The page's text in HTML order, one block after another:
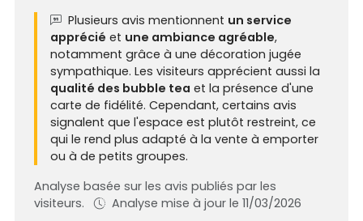
Plusieurs avis mentionnent un service
apprécié et une ambiance agréable,
notamment grâce à une décoration jugée
sympathique. Les visiteurs apprécient aussi la
qualité des bubble tea et la présence d'une
carte de fidélité. Cependant, certains avis
signalent que l'espace est plutôt restreint, ce
qui le rend plus adapté à la vente à emporter
ou à de petits groupes.
Analyse basée sur les avis publiés par les
visiteurs.
Analyse mise à jour le 11/03/2026